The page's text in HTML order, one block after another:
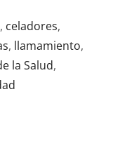
, celadores,
, llamamiento,
la Salud,